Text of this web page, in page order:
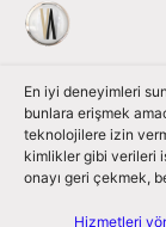
En iyi deneyimleri
bunlara erişmek
teknolojilere izin
kimlikler gibi verileri
onayı geri çekmek,
Hizmetleri
Bizimle iletişime